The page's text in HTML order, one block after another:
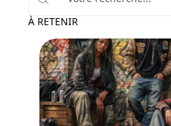
À RETENIR
Mode